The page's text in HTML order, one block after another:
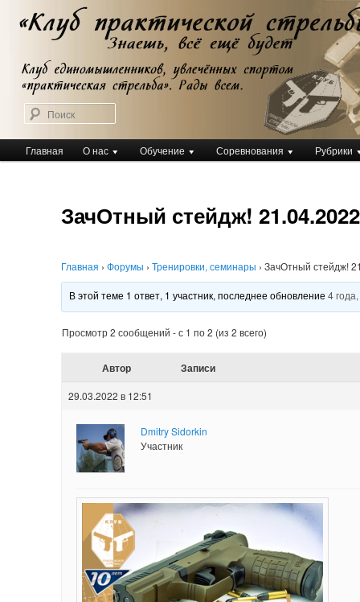
Перейти
основному
содержимому
Клуб практической стрельбы
Клуб практической стрельбы
Главное
меню
Главная О нас Обучение Соревнования Рубрики
ЗачОтный стейдж!
Главная › Форумы › Тренировки, семинары › ЗачОтный стейдж!
В этой теме 1 ответ, 1 участник, последнее обновление4
Просмотр 2 сообщений - с 1 по 2 (из 2 всего)
Автор Записи
29.03.2022 в 12:51
Dmitry Sidorkin
Участник